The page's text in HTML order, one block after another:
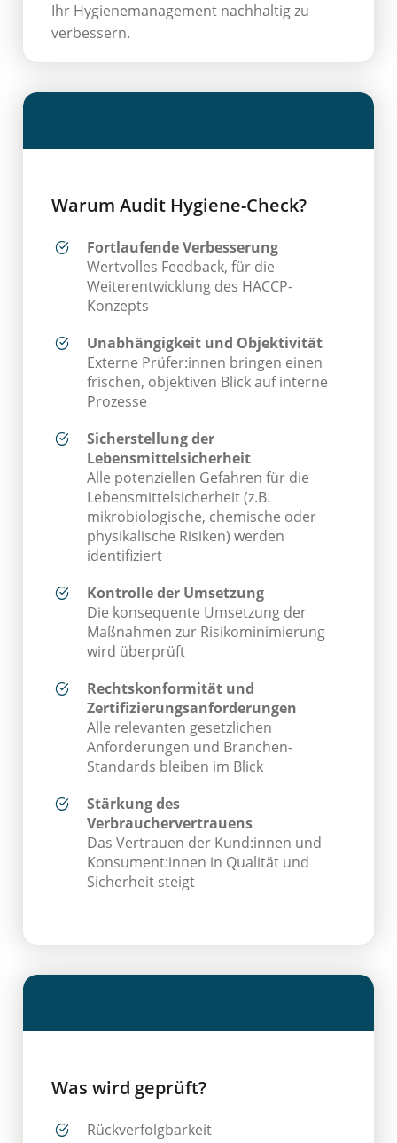
Ihr Hygienemanagement nachhaltig zu
verbessern.
Warum Audit Hygiene-Check?
Fortlaufende Verbesserung
Wertvolles Feedback, für die
Weiterentwicklung des HACCP-
Konzepts
Unabhängigkeit und Objektivität
Externe Prüfer:innen bringen einen
frischen, objektiven Blick auf interne
Prozesse
Sicherstellung der
Lebensmittelsicherheit
Alle potenziellen Gefahren für die
Lebensmittelsicherheit (z.B.
mikrobiologische, chemische oder
physikalische Risiken) werden
identifiziert
Kontrolle der Umsetzung
Die konsequente Umsetzung der
Maßnahmen zur Risikominimierung
wird überprüft
Rechtskonformität und
Zertifizierungsanforderungen
Alle relevanten gesetzlichen
Anforderungen und Branchen-
Standards bleiben im Blick
Stärkung des
Verbrauchervertrauens
Das Vertrauen der Kund:innen und
Konsument:innen in Qualität und
Sicherheit steigt
Was wird geprüft?
Rückverfolgbarkeit